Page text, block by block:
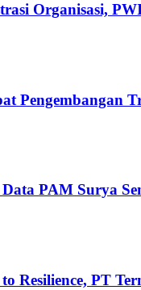
Organisasi,
Pengembangan
PAM Surya
Resilience, PT